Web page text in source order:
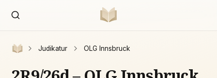
Judikatur OLG Innsbruck